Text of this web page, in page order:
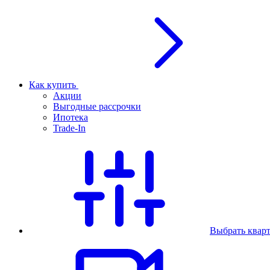
Как купить
Акции
Выгодные рассрочки
Ипотека
Trade-In
Выбрать